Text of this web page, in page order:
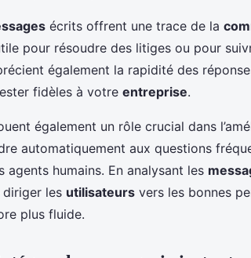
écrits offrent une trace de la
pour résoudre des litiges ou pour
également la rapidité des
fidèles à votre entreprise.
également un rôle crucial dans
automatiquement aux questions
agents humains. En analysant les
diriger les utilisateurs vers les bonnes
plus fluide.